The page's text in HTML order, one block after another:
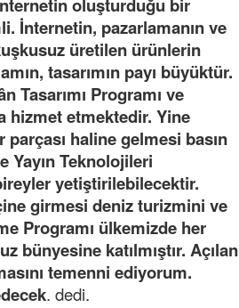
oluşturduğu bir
İnternetin, pazarlamanın ve
üretilen ürünlerin
tasarımın payı büyüktür.
Tasarımı Programı ve
hizmet etmektedir. Yine
parçası haline gelmesi basın
Yayın Teknolojileri
yetiştirilebilecektir.
girmesi deniz turizmini ve
Programı ülkemizde her
bünyesine katılmıştır. Açılan
temenni ediyorum.
. dedi.